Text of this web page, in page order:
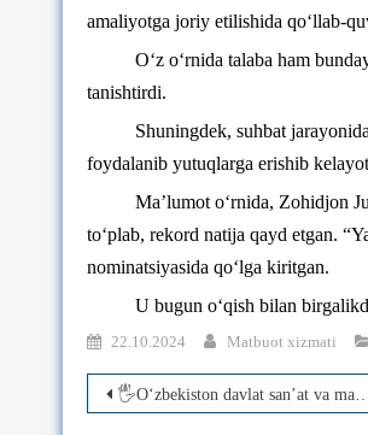
amaliyotga joriy etilishida qo‘llab-
O‘z o‘rnida talaba ham
tanishtirdi.
Shuningdek, suhbat
foydalanib yutuqlarga erishib
Ma’lumot o‘rnida, Zohidjon
toʻplab, rekord natija qayd etgan.
nominatsiyasida qo‘lga kiritgan.
U bugun o‘qish bilan
22.10.2024 Matbuot xizmati
Post
🖐О‘zbekiston davlat san’at va madaniyat institutida “Besh tashabbus olimpiadasi” sport musobalarining institut bosqichiga start berildi.